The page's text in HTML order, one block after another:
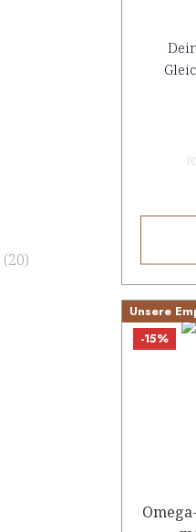
(20)
(
Unsere
-15%